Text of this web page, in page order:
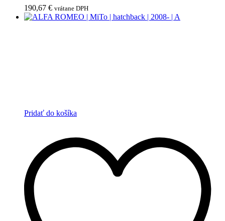
190,67 € vrátane DPH
Pridať do košíka